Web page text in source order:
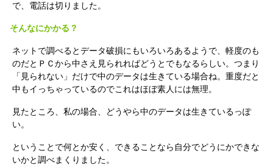
で、電話は切りました。
そんなにかかる？
ネットで調べるとデータ破損にもいろいろあるようで、軽度のも
のだとＰＣから中さえ見られればどうとでもなるらしい。つまり
「見られない」だけで中のデータは生きている場合ね。重度だと
中もイっちゃっているのでこれはほぼ素人には無理。
見たところ、私の場合、どうやら中のデータは生きているっぽ
い。
ということで何とか安く、できることなら自分でどうにかできな
いかと調べまくりました。